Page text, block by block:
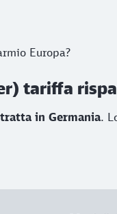
Europa?
tariffa
in Germania.